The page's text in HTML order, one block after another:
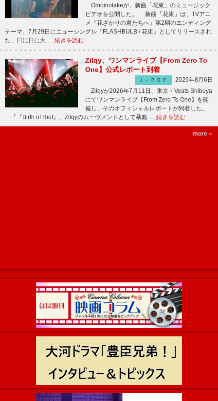
Omoinotakeが、新曲「花束」のミュージック
ビデオを公開した。 新曲「花束」は、TVアニ
メ『花ざかりの君たちへ』第2期のエンディング
テーマ。7月29日にニューシングル『FLASHBULB / 花束』としてリリースされ
た、日に日に大 … 続きを読む
Zilqy、ワンマンライブ【From Zero To
One】公式レポート到着
Ｊ－ＰＯＰ
2026年8月6日
Zilqyが2026年7月11日、東京・Veats Shibuya
にてワンマンライブ【From Zero To One】を開
催し、そのオフィシャルレポートが到着した。
「『Birth of Riot』、Zilqyのムーヴメントとして暴動 … 続きを読む
more »